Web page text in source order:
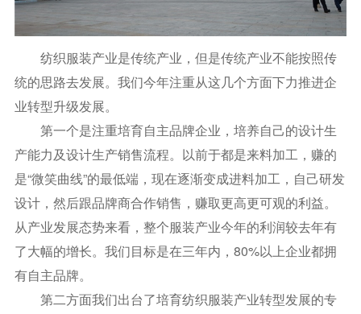
纺织服装产业是传统产业，但是传统产业不能按照传
统的思路去发展。我们今年注重从这几个方面下力推进企
业转型升级发展。
第一个是注重培育自主品牌企业，培养自己的设计生
产能力及设计生产销售流程。以前于都是来料加工，赚的
是“微笑曲线”的最低端，现在逐渐变成进料加工，自己研发
设计，然后跟品牌商合作销售，赚取更高更可观的利益。
从产业发展态势来看，整个服装产业今年的利润较去年有
了大幅的增长。我们目标是在三年内，80%以上企业都拥
有自主品牌。
第二方面我们出台了培育纺织服装产业转型发展的专